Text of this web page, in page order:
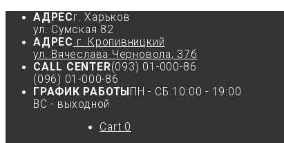
АДРЕСг. Харьков
ул. Сумская 82
АДРЕС г. Кропивницкий
ул. Вячеслава Черновола, 37б
CALL CENTER(093) 01-000-86
(096) 01-000-86
ГРАФИК РАБОТЫ ПН - СБ 10:00 - 19:00
ВС - выходной
Cart 0